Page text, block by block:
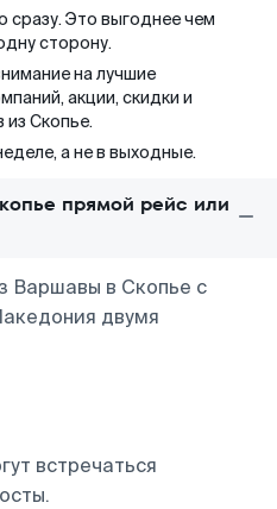
сразу. Это выгоднее чем
сторону.
на лучшие
акции, скидки и
Скопье.
а не в выходные.
прямой рейс или
Варшавы в Скопье с
двумя
встречаться